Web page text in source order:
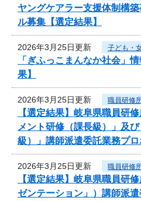
ヤングケアラー支援体制構
ル募集【選定結果】
2026年3月25日更新 子ども・
「ぎふっこまんなか社会」
果】
2026年3月25日更新 職員研修
【選定結果】岐阜県職員研
メント研修（課長級）」及
級）」講師派遣委託業務プ
2026年3月25日更新 職員研修
【選定結果】岐阜県職員研
ゼンテーション」）講師派